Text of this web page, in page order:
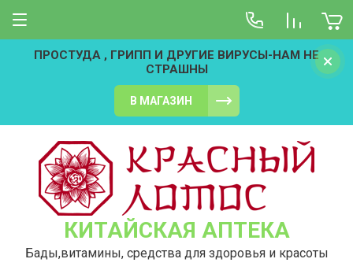
ПРОСТУДА , ГРИПП И ДРУГИЕ ВИРУСЫ-НАМ НЕ
СТРАШНЫ
В МАГАЗИН
КИТАЙСКАЯ АПТЕКА
Бады,витамины, средства для здоровья и красоты